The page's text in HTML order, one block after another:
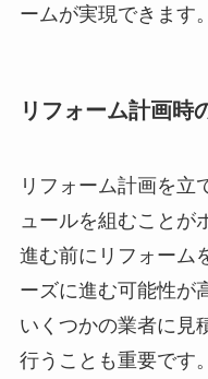
ームが実現できます。
リフォーム計画時
リフォーム計画を立
ュールを組むことが
進む前にリフォーム
ーズに進む可能性が
いくつかの業者に見
行うことも重要です